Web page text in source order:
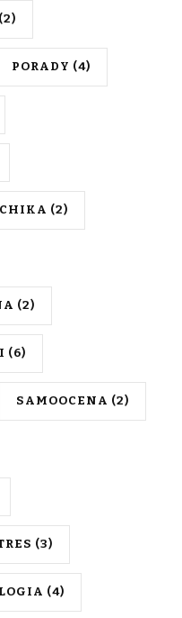
(2)
PORADY (4)
(2)
(2)
(6)
SAMOOCENA (2)
(3)
(4)